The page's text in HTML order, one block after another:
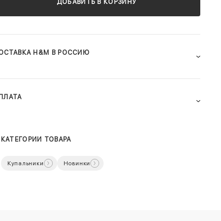
ДОБАВИТЬ В КОРЗИНУ
H&M В РОССИЮ
КАТЕГОРИИ ТОВАРА
Купальники Новинки